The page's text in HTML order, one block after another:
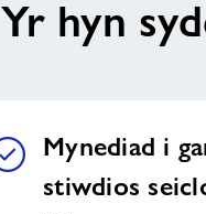
Yr hyn
Mynediad i
stiwdios